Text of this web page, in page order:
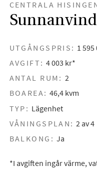
CENTRALA
UTGÅNGSPRIS: 1 595
AVGIFT: 4 003 kr*
ANTAL RUM: 2
BOAREA: 46,4 kvm
TYP: Lägenhet
VÅNINGSPLAN: 2 av 4
BALKONG: Ja
*I avgiften ingår värme,